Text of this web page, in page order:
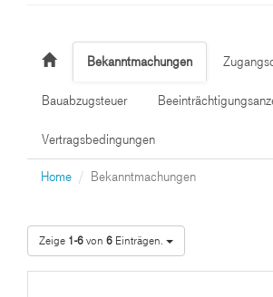
Bekanntmachungen
Bauabzugsteuer
Vertragsbedingungen
Home Bekanntmachungen
Zeige 1-6von 6 Einträgen.